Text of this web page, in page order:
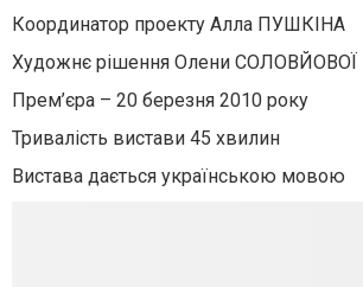
Координатор проекту Алла ПУШКІНА
Художнє рішення Олени СОЛОВЙОВОЇ
Прем’єра – 20 березня 2010 року
Тривалість вистави 45 хвилин
Вистава дається українською мовою